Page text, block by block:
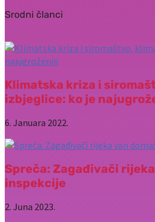
Srodni članci
Klimatska kriza i
izbjeglice: ko je
6. Januara 2022.
Spreča: Zagađivači
inspekcije
2. Juna 2023.